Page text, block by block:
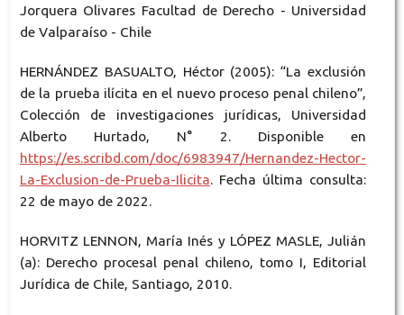
Jorquera Olivares Facultad de Derecho - Universidad
de Valparaíso - Chile
HERNÁNDEZ BASUALTO, Héctor (2005): “La exclusión
de la prueba ilícita en el nuevo proceso penal chileno”,
Colección de investigaciones jurídicas, Universidad
Alberto Hurtado, N° 2. Disponible en
https://es.scribd.com/doc/6983947/Hernandez-Hector-
La-Exclusion-de-Prueba-Ilicita. Fecha última consulta:
22 de mayo de 2022.
HORVITZ LENNON, María Inés y LÓPEZ MASLE, Julián
(a): Derecho procesal penal chileno, tomo I, Editorial
Jurídica de Chile, Santiago, 2010.